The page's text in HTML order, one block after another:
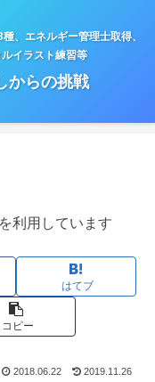
、エネルギー管理士取得、
イラスト練習等
からの挑戦
利用しています
はてブ
コピー
2018.06.22 2019.11.26